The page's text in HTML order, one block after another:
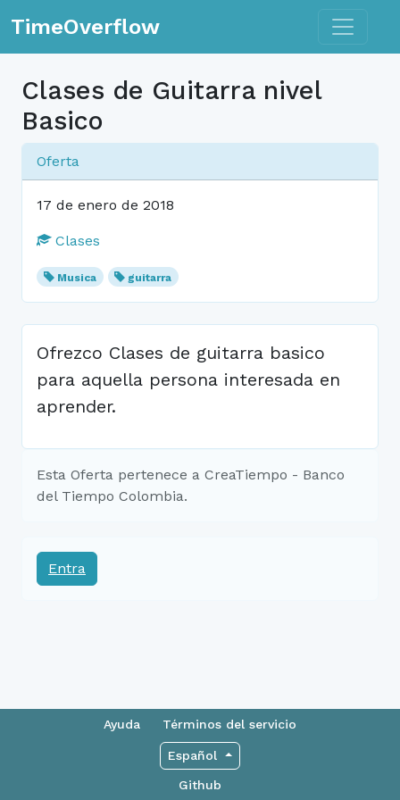
TimeOverflow Toggle
Clases de Guitarra nivel
Basico
Oferta
17 de enero de 2018
Clases
Musica guitarra
Ofrezco Clases de guitarra basico
para aquella persona interesada en
aprender.
Esta Oferta pertenece a CreaTiempo - Banco
del Tiempo Colombia.
Entra
Ayuda Términos del servicio
Español
Github